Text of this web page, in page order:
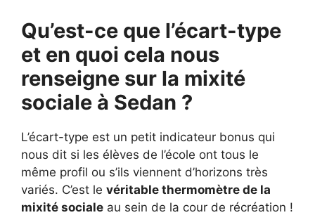
Qu’est-ce que l’écart-type
et en quoi cela nous
renseigne sur la mixité
sociale à Sedan ?
L’écart-type est un petit indicateur bonus qui
nous dit si les élèves de l’école ont tous le
même profil ou s’ils viennent d’horizons très
variés. C’est le véritable thermomètre de la
mixité sociale au sein de la cour de récréation !